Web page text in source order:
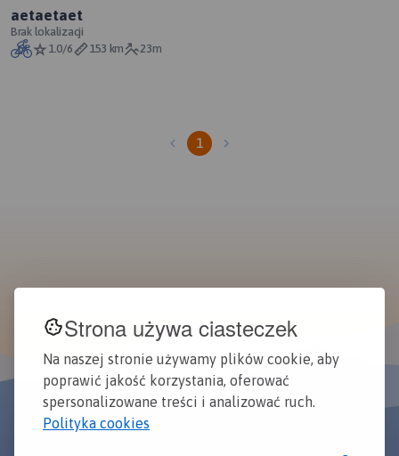
Strona używa ciasteczek
Na naszej stronie używamy plików cookie, aby
poprawić jakość korzystania, oferować
spersonalizowane treści i analizować ruch.
Polityka cookies
aetaetaet
Brak lokalizacji
1.0/6
153 km 23m
1